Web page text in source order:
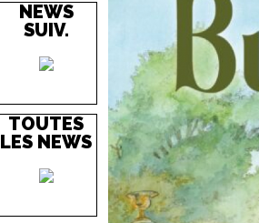
NEWS
SUIV.
TOUTES
LES NEWS